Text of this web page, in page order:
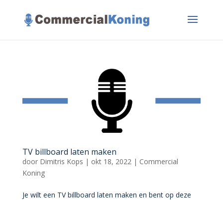
TV billboard laten maken
door Dimitris Kops | okt 18, 2022 | Commercial
Koning
Je wilt een TV billboard laten maken en bent op deze